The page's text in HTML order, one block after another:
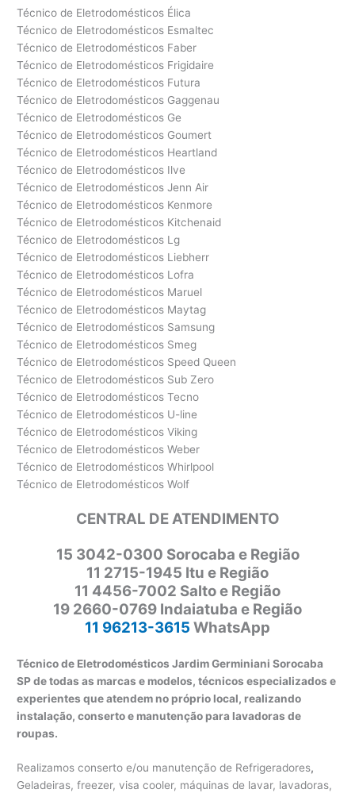
Técnico de Eletrodomésticos Élica
Técnico de Eletrodomésticos Esmaltec
Técnico de Eletrodomésticos Faber
Técnico de Eletrodomésticos Frigidaire
Técnico de Eletrodomésticos Futura
Técnico de Eletrodomésticos Gaggenau
Técnico de Eletrodomésticos Ge
Técnico de Eletrodomésticos Goumert
Técnico de Eletrodomésticos Heartland
Técnico de Eletrodomésticos Ilve
Técnico de Eletrodomésticos Jenn Air
Técnico de Eletrodomésticos Kenmore
Técnico de Eletrodomésticos Kitchenaid
Técnico de Eletrodomésticos Lg
Técnico de Eletrodomésticos Liebherr
Técnico de Eletrodomésticos Lofra
Técnico de Eletrodomésticos Maruel
Técnico de Eletrodomésticos Maytag
Técnico de Eletrodomésticos Samsung
Técnico de Eletrodomésticos Smeg
Técnico de Eletrodomésticos Speed Queen
Técnico de Eletrodomésticos Sub Zero
Técnico de Eletrodomésticos Tecno
Técnico de Eletrodomésticos U-line
Técnico de Eletrodomésticos Viking
Técnico de Eletrodomésticos Weber
Técnico de Eletrodomésticos Whirlpool
Técnico de Eletrodomésticos Wolf
CENTRAL DE ATENDIMENTO
15 3042-0300 Sorocaba e Região
11 2715-1945 Itu e Região
11 4456-7002 Salto e Região
19 2660-0769 Indaiatuba e Região
11 96213-3615 WhatsApp
Técnico de Eletrodomésticos Jardim Germiniani Sorocaba
SP de todas as marcas e modelos, técnicos especializados e
experientes que atendem no próprio local, realizando
instalação, conserto e manutenção para lavadoras de
roupas.
Realizamos conserto e/ou manutenção de Refrigeradores,
Geladeiras, freezer, visa cooler, máquinas de lavar, lavadoras,